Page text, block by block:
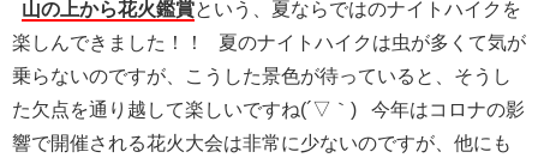
山の上から花火鑑賞という、夏ならではのナイトハイクを
楽しんできました！！ 夏のナイトハイクは虫が多くて気が
乗らないのですが、こうした景色が待っていると、そうし
た欠点を通り越して楽しいですね(´▽｀) 今年はコロナの影
響で開催される花火大会は非常に少ないのですが、他にも